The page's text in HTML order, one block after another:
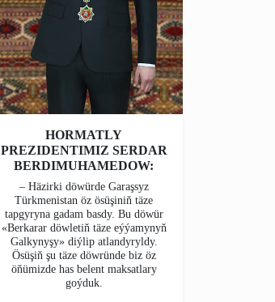
HORMATLY
PREZIDENTIMIZ SERDAR
BERDIMUHAMEDOW:
– Häzirki döwürde Garaşsyz
Türkmenistan öz ösüşiniň täze
tapgyryna gadam basdy. Bu döwür
«Berkarar döwletiň täze eýýamynyň
Galkynyşy» diýlip atlandyryldy.
Ösüşiň şu täze döwründe biz öz
öňümizde has belent maksatlary
goýduk.